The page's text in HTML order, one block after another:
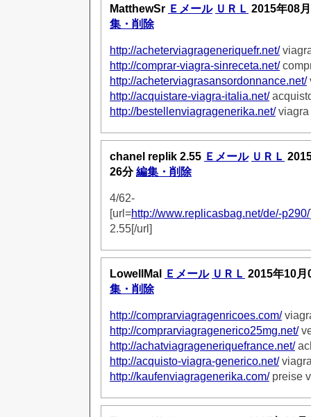
MatthewSr Ｅメール ＵＲＬ 2015年08
集・削除
http://acheterviagrageneriquefr.net/
http://comprar-viagra-sinreceta.net/
http://acheterviagrasansordonnance.net/
http://acquistare-viagra-italia.net/
http://bestellenviagragenerika.net/viagra
chanel replik 2.55 Ｅメール ＵＲＬ
26分編集・削除
4/62-
[url=http://www.replicasbag.net/de/-p290/
2.55[/url]
LowellMal Ｅメール ＵＲＬ 2015年10
集・削除
http://comprarviagragenricoes.com/
http://comprarviagragenerico25mg.net/
http://achatviagrageneriquefrance.net/
http://acquisto-viagra-generico.net/
http://kaufenviagragenerika.com/preise